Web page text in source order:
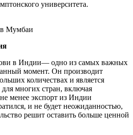
университета.
Мумбаи
в Индии— одно из самых важных
момент. Он производит
количествах и является
многих стран, включая
менее экспорт из Индии
и не будет неожиданностью,
решит оставить больше ценной